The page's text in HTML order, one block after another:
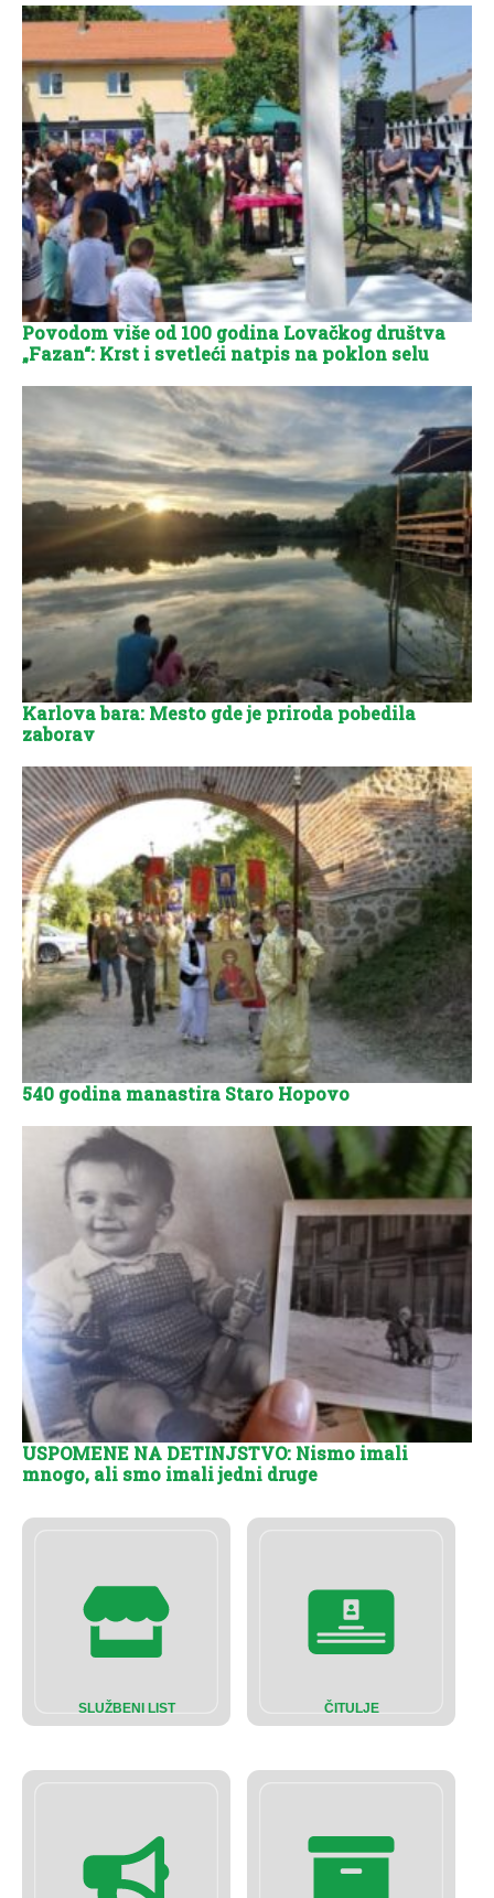
SLUŽBENI LIST ČITULJE
Povodom više od 100 godina Lovačkog društva
„Fazan“: Krst i svetleći natpis na poklon selu
Karlova bara: Mesto gde je priroda pobedila
zaborav
540 godina manastira Staro Hopovo
USPOMENE NA DETINJSTVO: Nismo imali
mnogo, ali smo imali jedni druge